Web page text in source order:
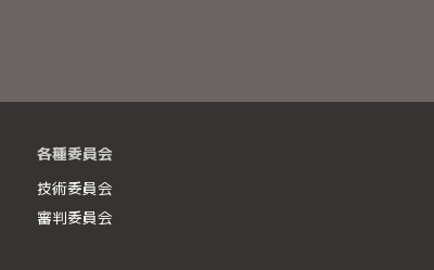
各種委員会
技術委員会
審判委員会